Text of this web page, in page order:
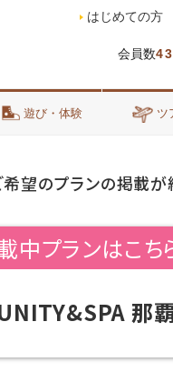
会員数
はじめての方
遊び・体験 ツ
望のプランの掲載が
中プランはこち
那